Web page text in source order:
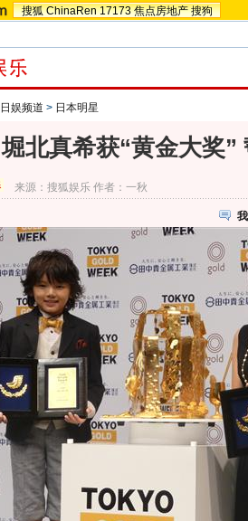
搜狐 ChinaRen 17173 焦点房地产 搜狗
日娱频道 > 日本明星
堀北真希获“黄金大奖
来源：搜狐娱乐 作者：一秋